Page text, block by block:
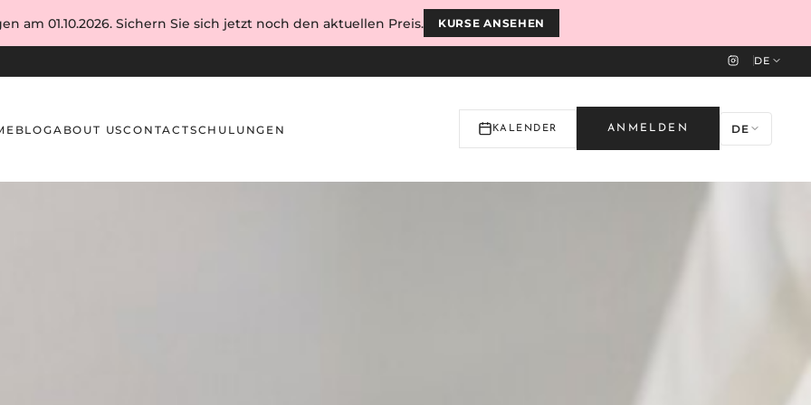
DE
BLOGABOUT USCONTACTSCHULUNGEN KALENDER ANMELDEN DE
am 01.10.2026. Sichern Sie sich jetzt noch den aktuellen Preis. KURSE ANSEHEN